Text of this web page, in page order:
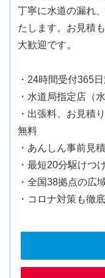
丁寧に水道の漏れ
たします。お見積
大歓迎です。
・24時間受付365
・水道局指定店（
・出張料、お見積
無料
・あんしん事前見積
・最短20分駆けつ
・全国38拠点の広
・コロナ対策も徹